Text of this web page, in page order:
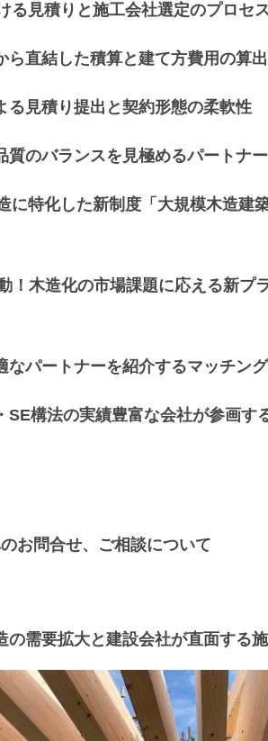
る見積り と施工会社選定のプロセ
ら直結した積算と建て方費用の算出
る 見積り提出と契約形態の柔軟性
質のバランスを見極めるパートナー
に特化した新制度「 大規模木造建
！木造化の市場課題に応える新プ
なパートナーを紹介するマッチング
SE構法の実績豊富な会社が参画す
お問合せ、ご相談について
の需要拡大と建設会社が直面する